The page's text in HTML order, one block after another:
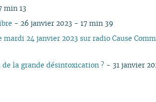
min 13
- 26 janvier 2023 - 17 min 39
mardi 24 janvier 2023 sur radio Cause
la grande désintoxication ? - 31 janvier